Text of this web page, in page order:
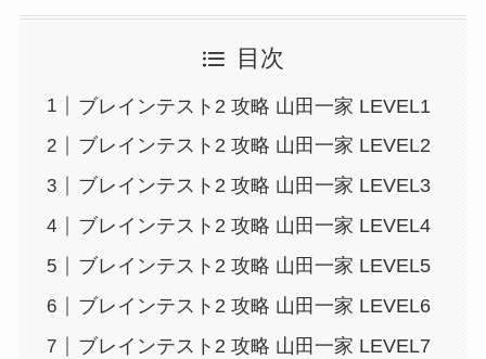
目次
ブレインテスト2 攻略 山田一家 LEVEL1
ブレインテスト2 攻略 山田一家 LEVEL2
ブレインテスト2 攻略 山田一家 LEVEL3
ブレインテスト2 攻略 山田一家 LEVEL4
ブレインテスト2 攻略 山田一家 LEVEL5
ブレインテスト2 攻略 山田一家 LEVEL6
ブレインテスト2 攻略 山田一家 LEVEL7